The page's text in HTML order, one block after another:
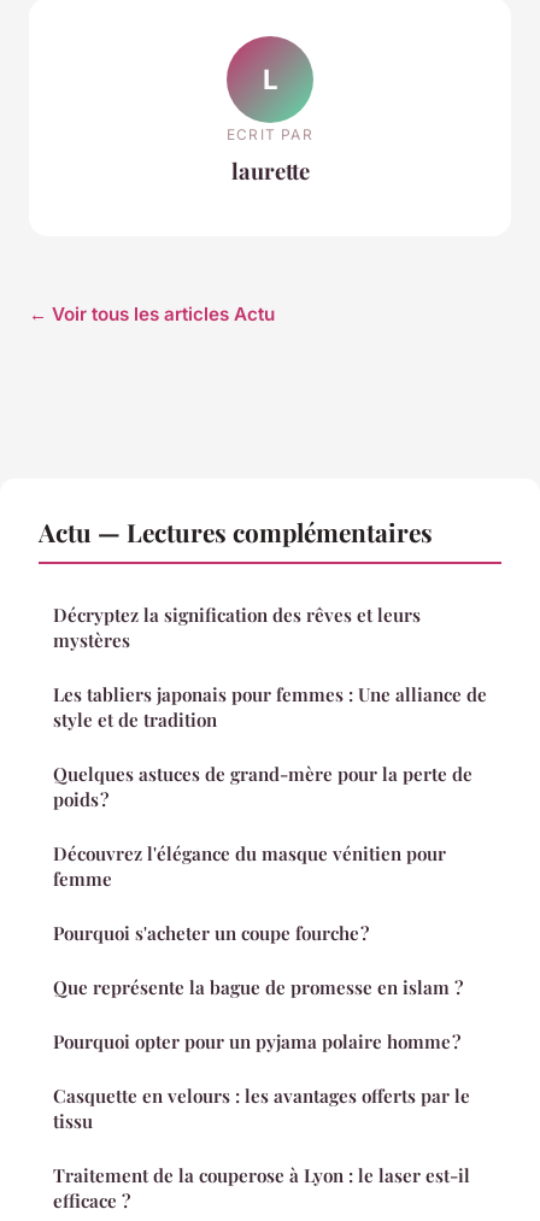
L
ECRIT PAR
laurette
← Voir tous les articles Actu
Actu — Lectures complémentaires
Décryptez la signification des rêves et leurs
mystères
Les tabliers japonais pour femmes : Une alliance de
style et de tradition
Quelques astuces de grand-mère pour la perte de
poids ?
Découvrez l'élégance du masque vénitien pour
femme
Pourquoi s'acheter un coupe fourche ?
Que représente la bague de promesse en islam ?
Pourquoi opter pour un pyjama polaire homme ?
Casquette en velours : les avantages offerts par le
tissu
Traitement de la couperose à Lyon : le laser est-il
efficace ?